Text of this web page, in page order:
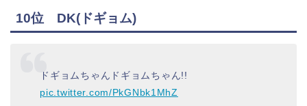
10位 DK(ドギョム)
ドギョムちゃんドギョムちゃん!!
pic.twitter.com/PkGNbk1MhZ